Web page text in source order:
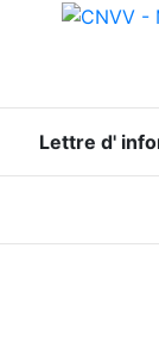
Lettre d'